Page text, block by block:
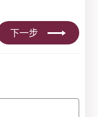
下一步